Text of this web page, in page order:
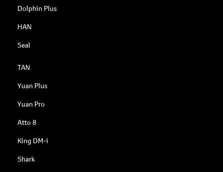
Dolphin Plus
HAN
Seal
TAN
Yuan Plus
Yuan Pro
Atto 8
King DM-i
Shark